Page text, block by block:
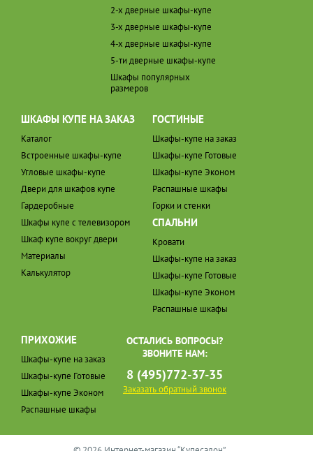
2-х дверные шкафы-купе
3-х дверные шкафы-купе
4-х дверные шкафы-купе
5-ти дверные шкафы-купе
Шкафы популярных
размеров
ШКАФЫ КУПЕ НА ЗАКАЗ
Каталог
Встроенные шкафы-купе
Угловые шкафы-купе
Двери для шкафов купе
Гардеробные
Шкафы купе с телевизором
Шкаф купе вокруг двери
Материалы
Калькулятор
ГОСТИНЫЕ
Шкафы-купе на заказ
Шкафы-купе Готовые
Шкафы-купе Эконом
Распашные шкафы
Горки и стенки
СПАЛЬНИ
Кровати
Шкафы-купе на заказ
Шкафы-купе Готовые
Шкафы-купе Эконом
Распашные шкафы
ПРИХОЖИЕ
Шкафы-купе на заказ
Шкафы-купе Готовые
Шкафы-купе Эконом
Распашные шкафы
ОСТАЛИСЬ ВОПРОСЫ?
ЗВОНИТЕ НАМ:
8 (495)772-37-35
Заказать обратный звонок